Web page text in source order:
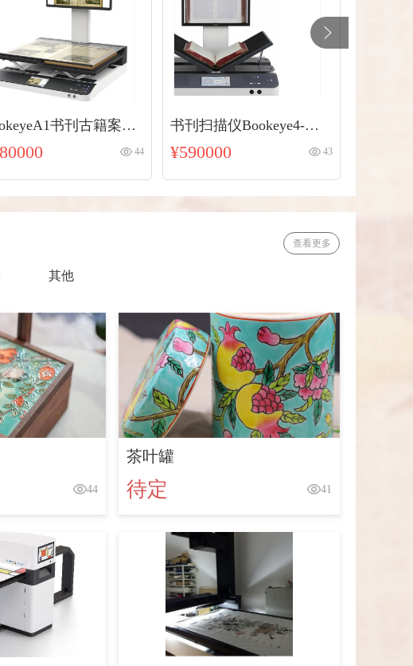
书刊古籍案卷
艺术品字画扫描仪
44
书刊扫描仪Bookeye4-案
卷-书刊-古籍扫描仪
¥590000 43
查看更多
其他
44
茶叶罐
待定 41